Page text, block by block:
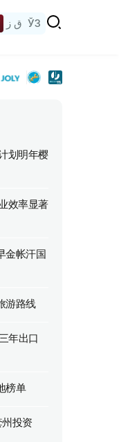
ق ز ЎЗ
划明年樱
效率显著
金帐汗国
游路线
年出口
榜单
投资